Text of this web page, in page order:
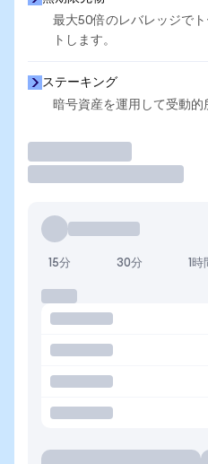
最大50倍のレバレッジで
トします。
ステーキング
暗号資産を運用して受動的
15分 30分 1時